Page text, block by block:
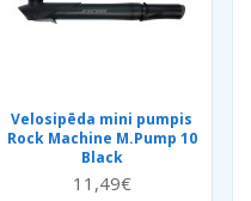
Velosipēda mini pumpis
Rock Machine M.Pump 10
Black
11,49€